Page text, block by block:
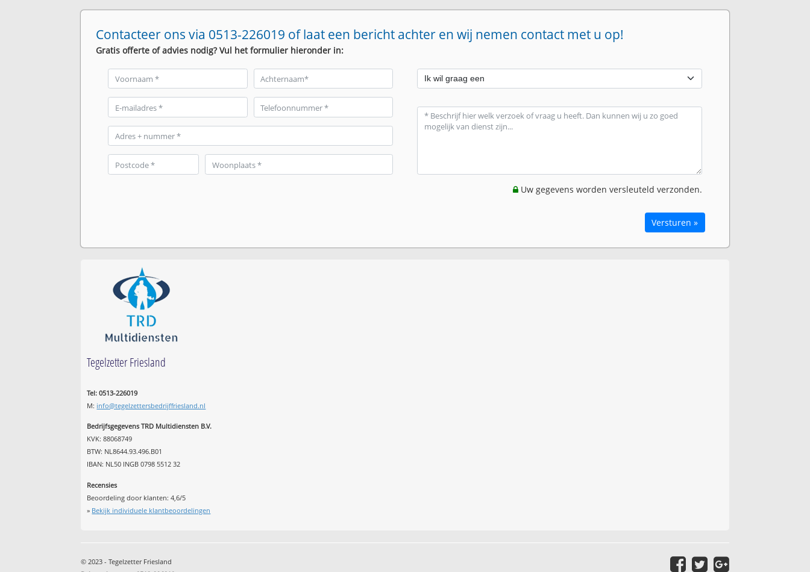
Contacteer ons via 0513-226019 of laat een bericht achter en wij nemen contact met u op!
Gratis offerte of advies nodig? Vul het formulier hieronder in:
Uw gegevens worden versleuteld verzonden.
Versturen »
Tegelzetter Friesland
Tel: 0513-226019
M: info@tegelzettersbedrijffriesland.nl
Bedrijfsgegevens TRD Multidiensten B.V.
KVK: 88068749
BTW: NL8644.93.496.B01
IBAN: NL50 INGB 0798 5512 32
Recensies
Beoordeling door klanten:4,6/5
» Bekijk individuele klantbeoordelingen
© 2023 - Tegelzetter Friesland